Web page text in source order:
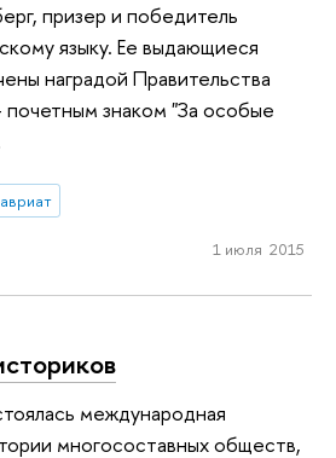
призер и победитель
языку. Ее выдающиеся
наградой Правительства
знаком "За особые
1 июля 2015
международная
многосоставных обществ,